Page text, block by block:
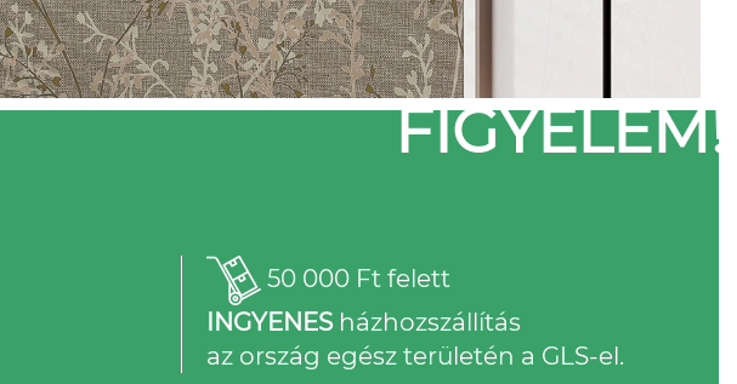
FIGYELEM!
50 000 Ft felett
INGYENESházhozszállítás
az ország egész területén a GLS-el.